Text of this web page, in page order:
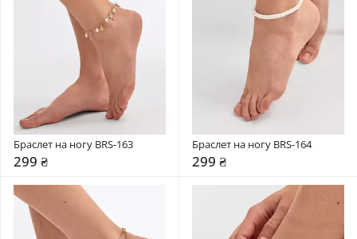
Браслет на ногу BRS-163
299 ₴
Браслет на ногу BRS-164
299 ₴